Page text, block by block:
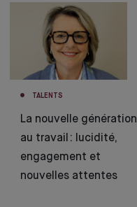
TALENTS
La nouvelle génération
au travail : lucidité,
engagement et
nouvelles attentes